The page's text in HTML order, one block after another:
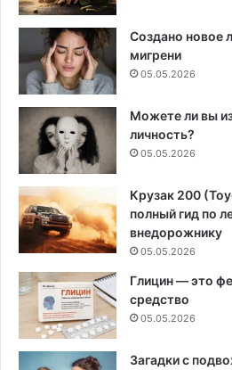
Создано новое
мигрени
05.05.2026
Можете ли вы
личность?
05.05.2026
Крузак 200
полный гид по
внедорожнику
05.05.2026
Глицин — это
средство
05.05.2026
Загадки с